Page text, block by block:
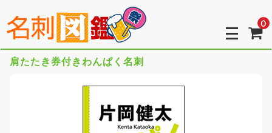
0
肩たたき券付きわんぱく名刺